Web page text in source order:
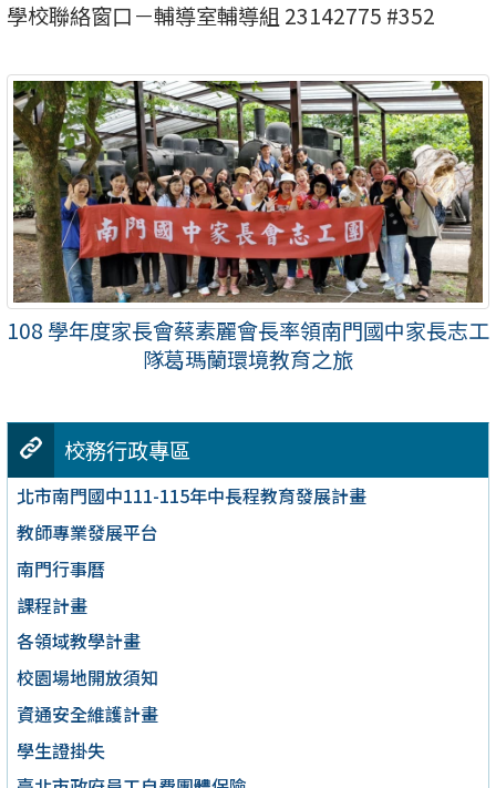
校務行政專區
北市南門國中111-115年中長程教育發展計畫
教師專業發展平台
南門行事曆
課程計畫
各領域教學計畫
校園場地開放須知
資通安全維護計畫
學生證掛失
學校聯絡窗口－輔導室輔導組 23142775 #352
108 學年度家長會蔡素麗會長率領南門國中家長志工
隊葛瑪蘭環境教育之旅